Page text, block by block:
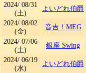
2024/ 08/31
(土)
よいどれ伯爵
2024/ 08/02
(金)
音吉！MEG
2024/ 07/06
(土)
銀座 Swing
2024/ 06/19
(水)
よいどれ伯爵